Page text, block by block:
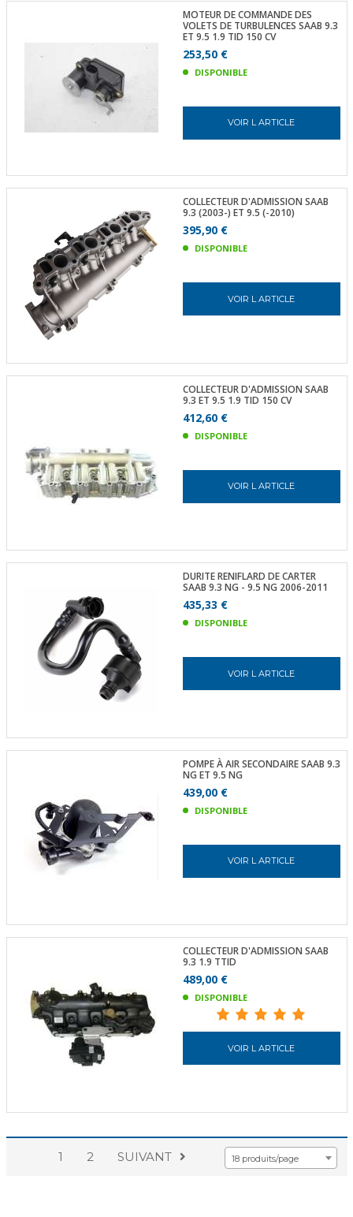
MOTEUR DE COMMANDE DES
VOLETS DE TURBULENCES SAAB 9.3
ET 9.5 1.9 TID 150 CV
253,50 €
DISPONIBLE
VOIR L ARTICLE
COLLECTEUR D'ADMISSION SAAB
9.3 (2003-) ET 9.5 (-2010)
395,90 €
DISPONIBLE
VOIR L ARTICLE
COLLECTEUR D'ADMISSION SAAB
9.3 ET 9.5 1.9 TID 150 CV
412,60 €
DISPONIBLE
VOIR L ARTICLE
DURITE RENIFLARD DE CARTER
SAAB 9.3 NG - 9.5 NG 2006-2011
435,33 €
DISPONIBLE
VOIR L ARTICLE
POMPE À AIR SECONDAIRE SAAB 9.3
NG ET 9.5 NG
439,00 €
DISPONIBLE
VOIR L ARTICLE
COLLECTEUR D'ADMISSION SAAB
9.3 1.9 TTID
489,00 €
DISPONIBLE
VOIR L ARTICLE
1 2 SUIVANT 18 produits/page